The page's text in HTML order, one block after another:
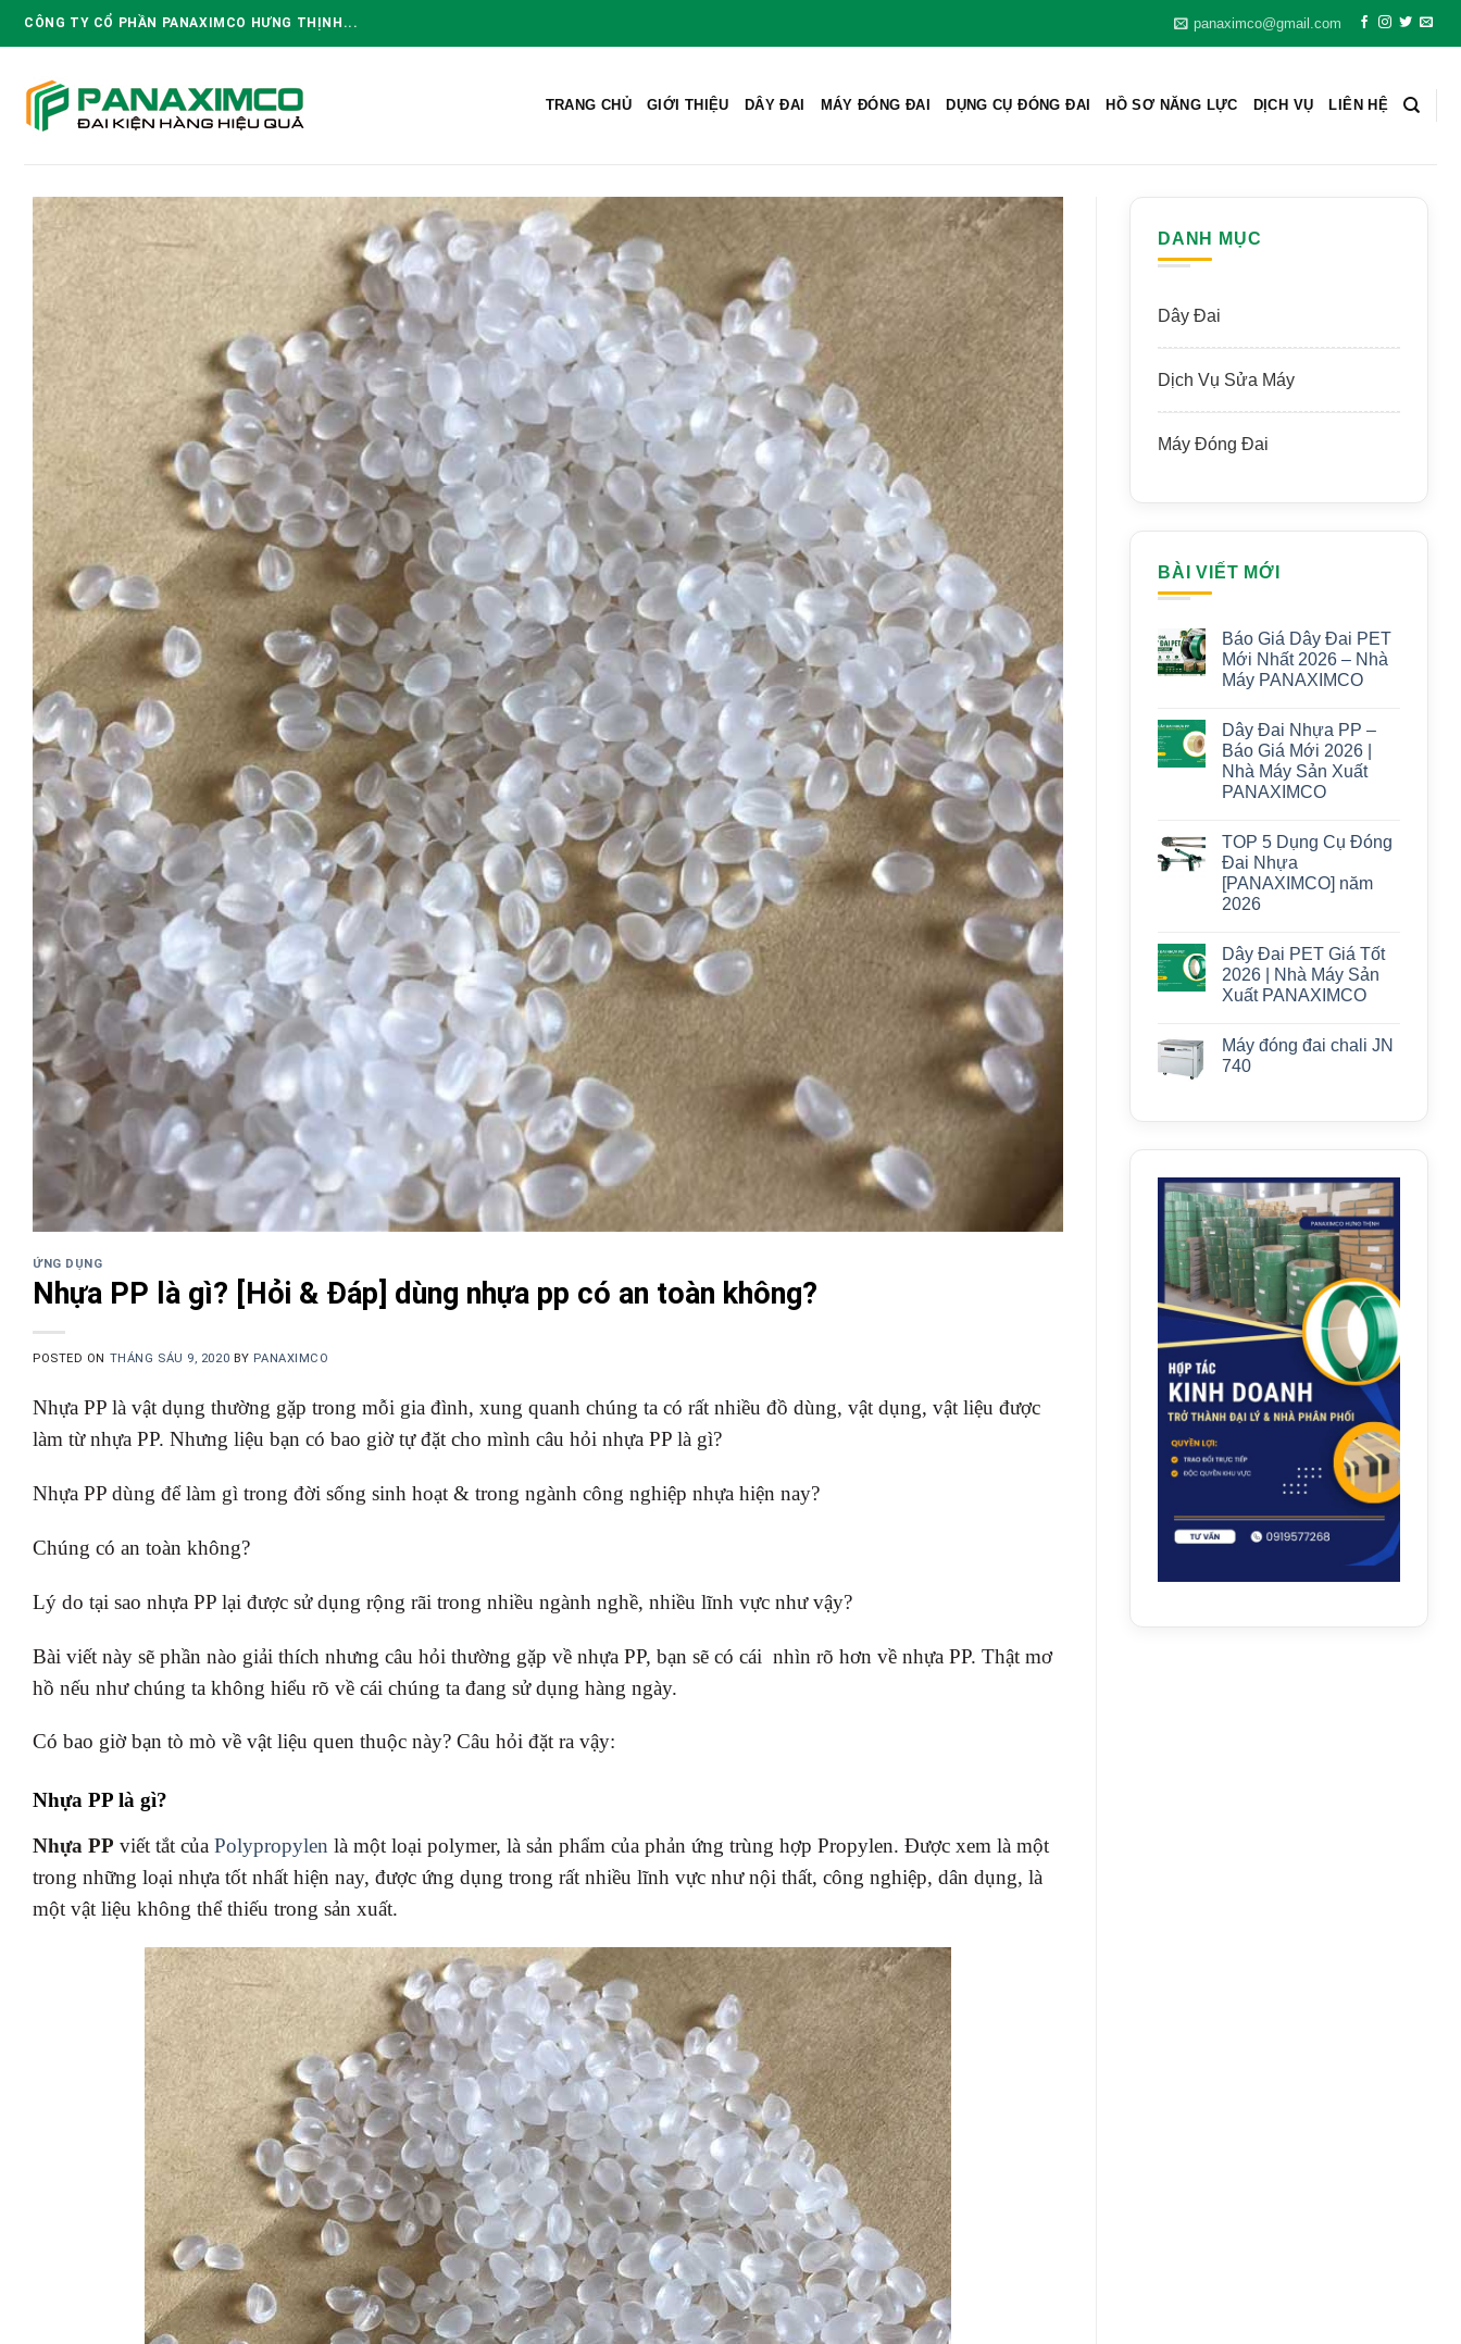
CÔNG TY CỔ PHẦN PANAXIMCO HƯNG THỊNH... panaximco@gmail.com
TRANG CHỦ GIỚI THIỆU DÂY ĐAI MÁY ĐÓNG ĐAI DỤNG CỤ ĐÓNG ĐAI HỒ SƠ NĂNG LỰC DỊCH VỤ LIÊN HỆ
ỨNG DỤNG
Nhựa PP là gì? [Hỏi & Đáp] dùng nhựa pp có an toàn không?
POSTED ON THÁNG SÁU 9, 2020 BY PANAXIMCO
Nhựa PP là vật dụng thường gặp trong mỗi gia đình, xung quanh chúng ta có rất nhiều đồ dùng, vật dụng, vật liệu được
làm từ nhựa PP. Nhưng liệu bạn có bao giờ tự đặt cho mình câu hỏi nhựa PP là gì?
Nhựa PP dùng để làm gì trong đời sống sinh hoạt & trong ngành công nghiệp nhựa hiện nay?
Chúng có an toàn không?
Lý do tại sao nhựa PP lại được sử dụng rộng rãi trong nhiều ngành nghề, nhiều lĩnh vực như vậy?
Bài viết này sẽ phần nào giải thích nhưng câu hỏi thường gặp về nhựa PP, bạn sẽ có cái nhìn rõ hơn về nhựa PP. Thật mơ
hồ nếu như chúng ta không hiểu rõ về cái chúng ta đang sử dụng hàng ngày.
Có bao giờ bạn tò mò về vật liệu quen thuộc này? Câu hỏi đặt ra vậy:
Nhựa PP là gì?
Nhựa PP viết tắt của Polypropylen là một loại polymer, là sản phẩm của phản ứng trùng hợp Propylen. Được xem là một
trong những loại nhựa tốt nhất hiện nay, được ứng dụng trong rất nhiều lĩnh vực như nội thất, công nghiệp, dân dụng, là
một vật liệu không thể thiếu trong sản xuất.
DANH MỤC
Dây Đai
Dịch Vụ Sửa Máy
Máy Đóng Đai
BÀI VIẾT MỚI
Báo Giá Dây Đai PET
Mới Nhất 2026 – Nhà
Máy PANAXIMCO
Dây Đai Nhựa PP –
Báo Giá Mới 2026 |
Nhà Máy Sản Xuất
PANAXIMCO
TOP 5 Dụng Cụ Đóng
Đai Nhựa
[PANAXIMCO] năm
2026
Dây Đai PET Giá Tốt
2026 | Nhà Máy Sản
Xuất PANAXIMCO
Máy đóng đai chali JN
740